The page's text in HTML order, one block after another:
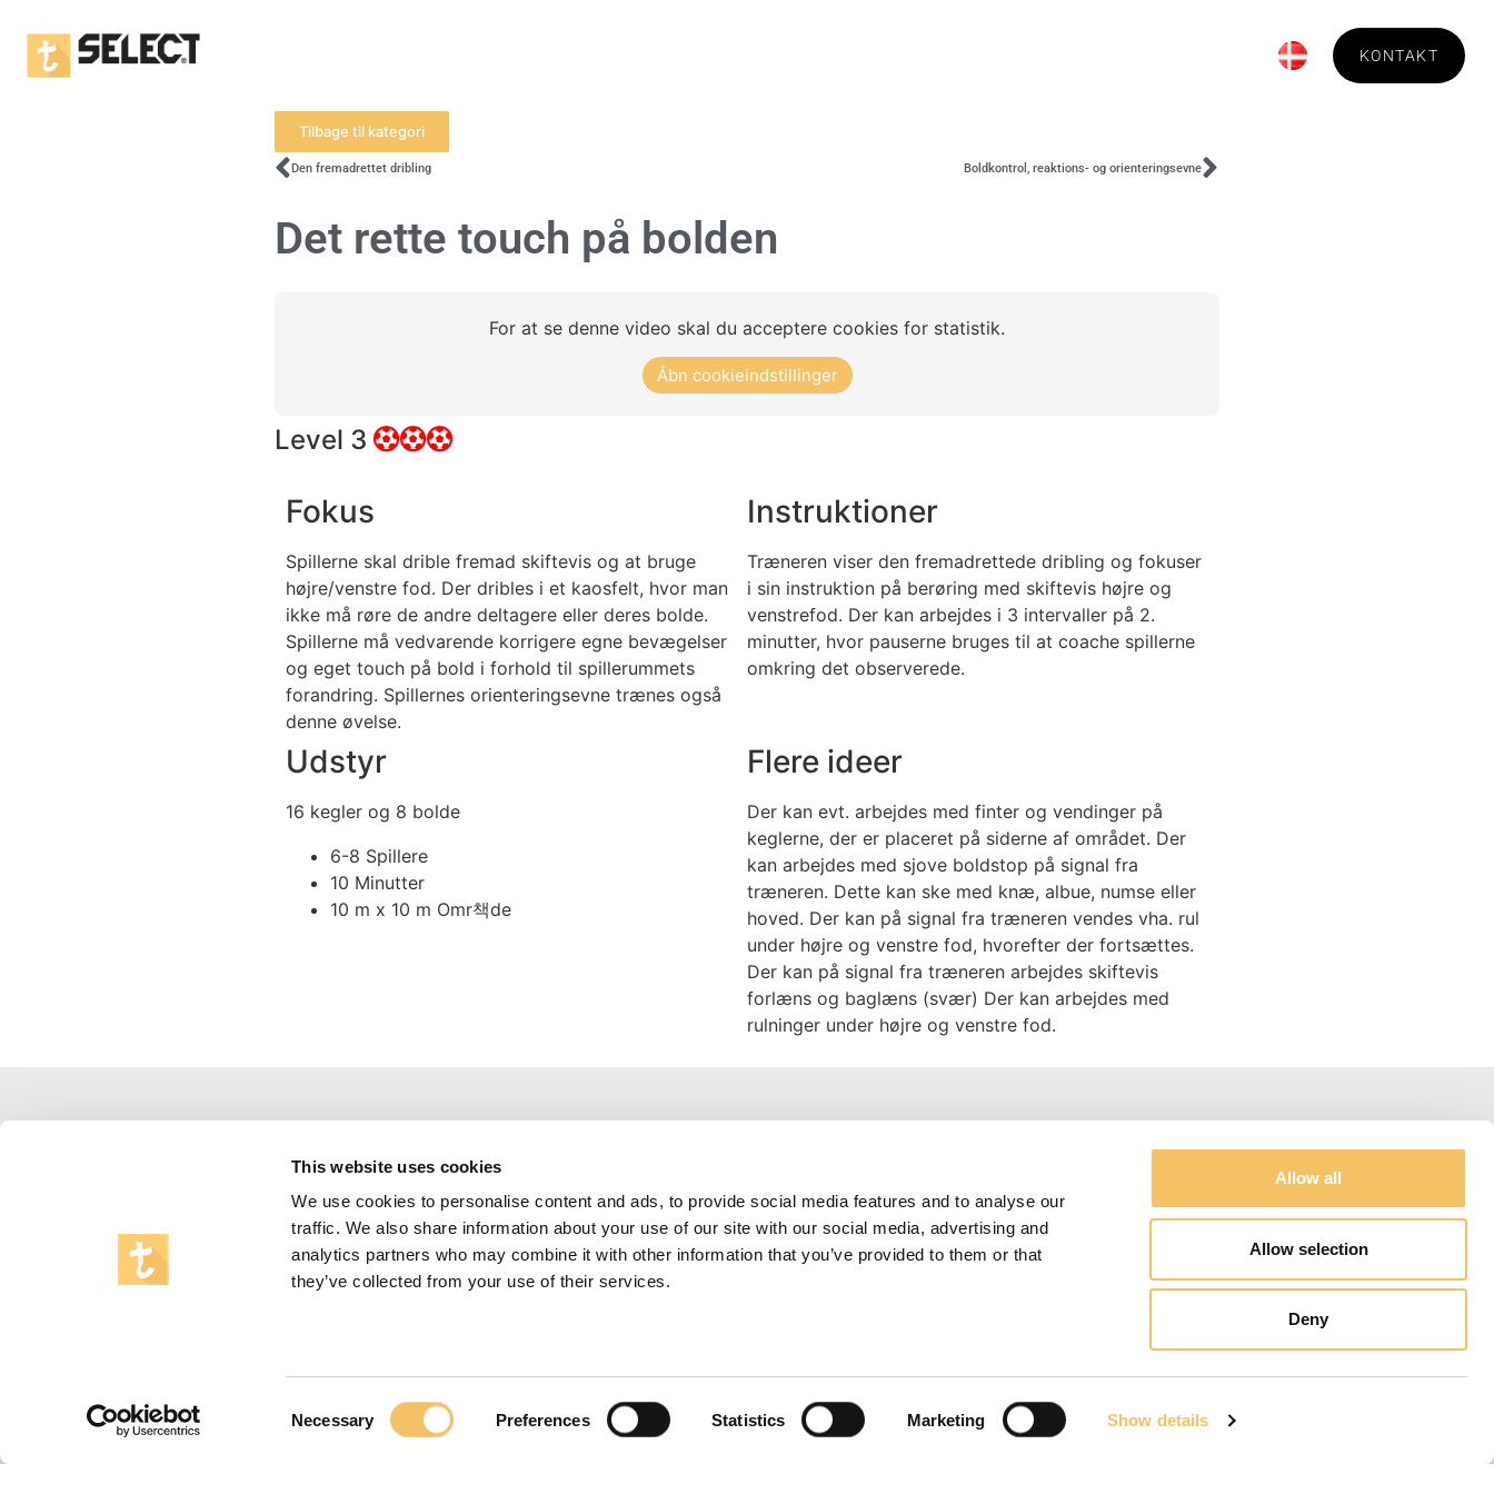
This website uses cookies
We use cookies to personalise content and ads, to provide social media features and to analyse our
traffic. We also share information about your use of our site with our social media, advertising and
analytics partners who may combine it with other information that you’ve provided to them or that
they’ve collected from your use of their services.
Selection
Necessary Preferences Statistics Marketing Show details
Allow all
Allow selection
Deny
KONTAKT
Tilbage til kategori
Den fremadrettet dribling Boldkontrol, reaktions- og orienteringsevne
Det rette touch på bolden
For at se denne video skal du acceptere cookies for statistik.
Åbn cookieindstillinger
Level 3
Fokus
Spillerne skal drible fremad skiftevis og at bruge
højre/venstre fod. Der dribles i et kaosfelt, hvor man
ikke må røre de andre deltagere eller deres bolde.
Spillerne må vedvarende korrigere egne bevægelser
og eget touch på bold i forhold til spillerummets
forandring. Spillernes orienteringsevne trænes også
denne øvelse.
Instruktioner
Træneren viser den fremadrettede dribling og fokuser
i sin instruktion på berøring med skiftevis højre og
venstrefod. Der kan arbejdes i 3 intervaller på 2.
minutter, hvor pauserne bruges til at coache spillerne
omkring det observerede.
Udstyr
16 kegler og 8 bolde
6-8 Spillere
10 Minutter
10 m x 10 m Omr책de
Flere ideer
Der kan evt. arbejdes med finter og vendinger på
keglerne, der er placeret på siderne af området. Der
kan arbejdes med sjove boldstop på signal fra
træneren. Dette kan ske med knæ, albue, numse eller
hoved. Der kan på signal fra træneren vendes vha. rul
under højre og venstre fod, hvorefter der fortsættes.
Der kan på signal fra træneren arbejdes skiftevis
forlæns og baglæns (svær) Der kan arbejdes med
rulninger under højre og venstre fod.
Træningsøvelser
Klubløsninger
Adresse og Kontakter
Jannik Riis
JR@technicafootball.com
Brovej 20 A, 8800 Viborg, Danmark